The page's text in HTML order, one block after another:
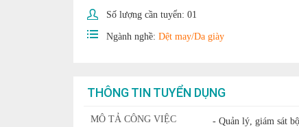
Số lượng cần tuyển: 01
Ngành nghề: Dệt may/Da giày
THÔNG TIN TUYỂN DỤNG
MÔ TẢ CÔNG VIỆC
- Quản lý, giám sát